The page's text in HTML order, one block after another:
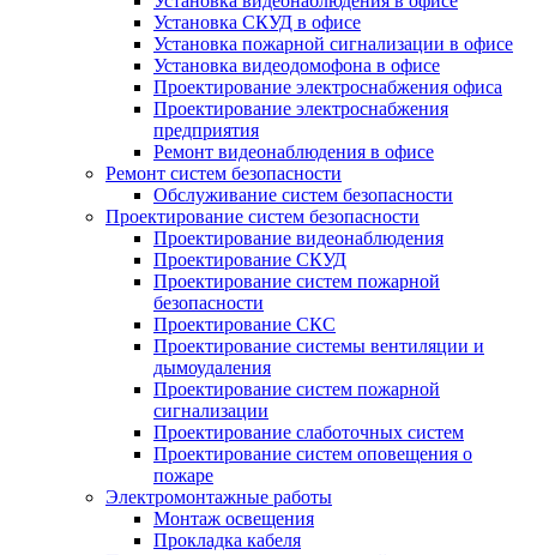
Установка СКУД в офисе
Установка пожарной сигнализации в офисе
Установка видеодомофона в офисе
Проектирование электроснабжения офиса
Проектирование электроснабжения
предприятия
Ремонт видеонаблюдения в офисе
Ремонт систем безопасности
Обслуживание систем безопасности
Проектирование систем безопасности
Проектирование видеонаблюдения
Проектирование СКУД
Проектирование систем пожарной
безопасности
Проектирование СКС
Проектирование системы вентиляции и
дымоудаления
Проектирование систем пожарной
сигнализации
Проектирование слаботочных систем
Проектирование систем оповещения о
пожаре
Электромонтажные работы
Монтаж освещения
Прокладка кабеля